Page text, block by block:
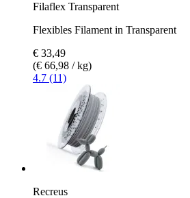
Filaflex Transparent
Flexibles Filament in Transparent
€ 33,49
(€ 66,98 / kg)
4.7 (11)
Recreus